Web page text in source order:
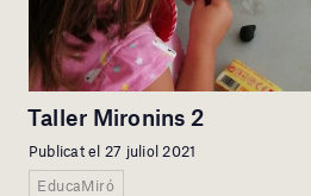
Taller Mironins 2
Publicat el 27 juliol 2021
EducaMiró